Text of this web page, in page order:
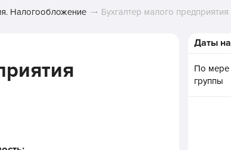
Налогообложение Бухгалтер малого предприятия
Даты
По мере
группы